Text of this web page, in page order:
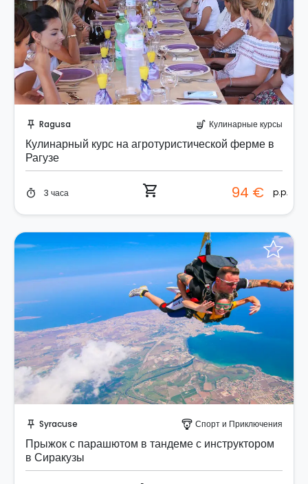
push_pin Ragusa soup_kitchen Кулинарные курсы
Кулинарный курс на агротуристической ферме в
Рагузе
timer 3 часа shopping_cart 94 € p.p.
push_pin Syracuse paragliding Спорт и Приключения
Прыжок с парашютом в тандеме с инструктором
в Сиракузы